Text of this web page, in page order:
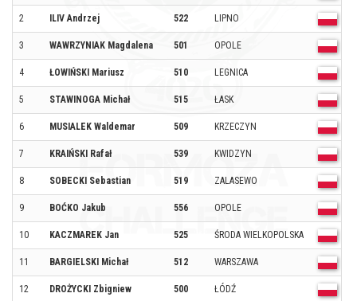
2 ILIV Andrzej 522 LIPNO
3 WAWRZYNIAK Magdalena 501 OPOLE
4 ŁOWIŃSKI Mariusz 510 LEGNICA
5 STAWINOGA Michał 515 ŁASK
6 MUSIALEK Waldemar 509 KRZECZYN
7 KRAIŃSKI Rafał 539 KWIDZYN
8 SOBECKI Sebastian 519 ZALASEWO
9 BOĆKO Jakub 556 OPOLE
10 KACZMAREK Jan 525 ŚRODA WIELKOPOLSKA
11 BARGIELSKI Michał 512 WARSZAWA
12 DROŻYCKI Zbigniew 500 ŁÓDŹ